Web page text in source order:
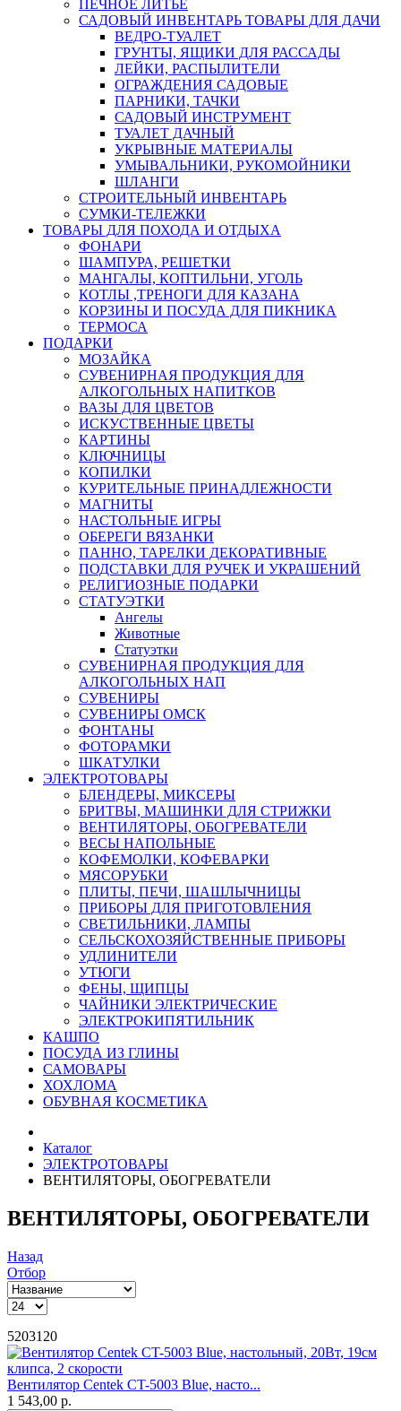
ПЕЧНОЕ ЛИТЬЕ
САДОВЫЙ ИНВЕНТАРЬ ТОВАРЫ ДЛЯ ДАЧИ
ВЕДРО-ТУАЛЕТ
ГРУНТЫ, ЯЩИКИ ДЛЯ РАССАДЫ
ЛЕЙКИ, РАСПЫЛИТЕЛИ
ОГРАЖДЕНИЯ САДОВЫЕ
ПАРНИКИ, ТАЧКИ
САДОВЫЙ ИНСТРУМЕНТ
ТУАЛЕТ ДАЧНЫЙ
УКРЫВНЫЕ МАТЕРИАЛЫ
УМЫВАЛЬНИКИ, РУКОМОЙНИКИ
ШЛАНГИ
СТРОИТЕЛЬНЫЙ ИНВЕНТАРЬ
СУМКИ-ТЕЛЕЖКИ
ТОВАРЫ ДЛЯ ПОХОДА И ОТДЫХА
ФОНАРИ
ШАМПУРА, РЕШЕТКИ
МАНГАЛЫ, КОПТИЛЬНИ, УГОЛЬ
КОТЛЫ ,ТРЕНОГИ ДЛЯ КАЗАНА
КОРЗИНЫ И ПОСУДА ДЛЯ ПИКНИКА
ТЕРМОСА
ПОДАРКИ
МОЗАЙКА
СУВЕНИРНАЯ ПРОДУКЦИЯ ДЛЯ
АЛКОГОЛЬНЫХ НАПИТКОВ
ВАЗЫ ДЛЯ ЦВЕТОВ
ИСКУСТВЕННЫЕ ЦВЕТЫ
КАРТИНЫ
КЛЮЧНИЦЫ
КОПИЛКИ
КУРИТЕЛЬНЫЕ ПРИНАДЛЕЖНОСТИ
МАГНИТЫ
НАСТОЛЬНЫЕ ИГРЫ
ОБЕРЕГИ ВЯЗАНКИ
ПАННО, ТАРЕЛКИ ДЕКОРАТИВНЫЕ
ПОДСТАВКИ ДЛЯ РУЧЕК И УКРАШЕНИЙ
РЕЛИГИОЗНЫЕ ПОДАРКИ
СТАТУЭТКИ
Ангелы
Животные
Статуэтки
СУВЕНИРНАЯ ПРОДУКЦИЯ ДЛЯ
АЛКОГОЛЬНЫХ НАП
СУВЕНИРЫ
СУВЕНИРЫ ОМСК
ФОНТАНЫ
ФОТОРАМКИ
ШКАТУЛКИ
ЭЛЕКТРОТОВАРЫ
БЛЕНДЕРЫ, МИКСЕРЫ
БРИТВЫ, МАШИНКИ ДЛЯ СТРИЖКИ
ВЕНТИЛЯТОРЫ, ОБОГРЕВАТЕЛИ
ВЕСЫ НАПОЛЬНЫЕ
КОФЕМОЛКИ, КОФЕВАРКИ
МЯСОРУБКИ
ПЛИТЫ, ПЕЧИ, ШАШЛЫЧНИЦЫ
ПРИБОРЫ ДЛЯ ПРИГОТОВЛЕНИЯ
СВЕТИЛЬНИКИ, ЛАМПЫ
СЕЛЬСКОХОЗЯЙСТВЕННЫЕ ПРИБОРЫ
УДЛИНИТЕЛИ
УТЮГИ
ФЕНЫ, ЩИПЦЫ
ЧАЙНИКИ ЭЛЕКТРИЧЕСКИЕ
ЭЛЕКТРОКИПЯТИЛЬНИК
КАШПО
ПОСУДА ИЗ ГЛИНЫ
САМОВАРЫ
ХОХЛОМА
ОБУВНАЯ КОСМЕТИКА
Каталог
ЭЛЕКТРОТОВАРЫ
ВЕНТИЛЯТОРЫ, ОБОГРЕВАТЕЛИ
ВЕНТИЛЯТОРЫ, ОБОГРЕВАТЕЛИ
Назад
Отбор
5203120
Вентилятор Centek CT-5003 Blue, насто...
1 543,00 р.